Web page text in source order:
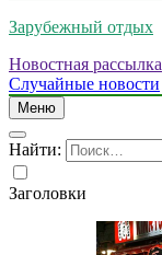
Зарубежный отдых
Новостная рассылка
Случайные новости
Меню
Найти:
Заголовки